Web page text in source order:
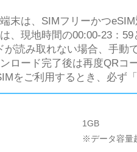
末は、SIMフリーかつ
、現地時間の00:00-23：
が読み取れない場合、手動
ロード完了後は再度QRコ
をご利用するとき、必ず
1GB
※データ容量